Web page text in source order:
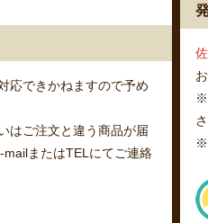
応できかねますので予め
はご注文と違う商品が届
またはTELにてご連絡
※
※